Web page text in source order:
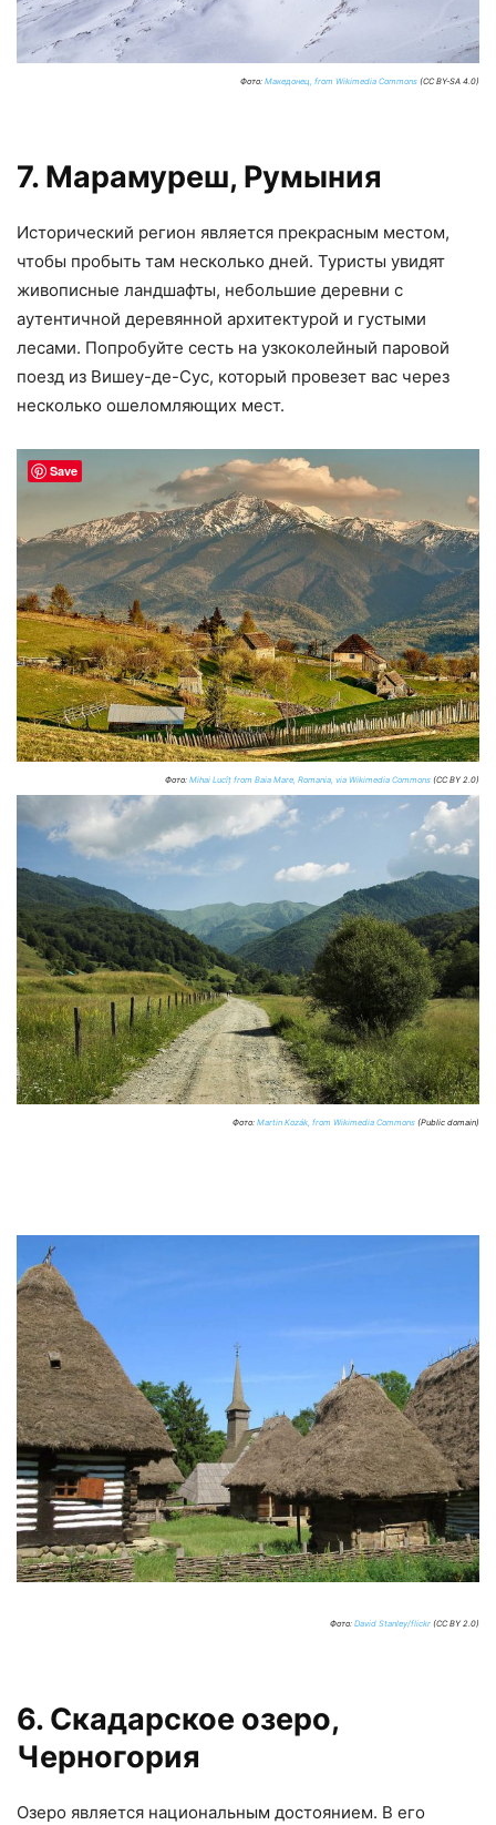
Фото: Македонец, from Wikimedia Commons (CC BY-SA 4.0)
7. Марамуреш, Румыния
Исторический регион является прекрасным местом,
чтобы пробыть там несколько дней. Туристы увидят
живописные ландшафты, небольшие деревни с
аутентичной деревянной архитектурой и густыми
лесами. Попробуйте сесть на узкоколейный паровой
поезд из Вишеу-де-Сус, который провезет вас через
несколько ошеломляющих мест.
Фото: Mihai Lucîț from Baia Mare, Romania, via Wikimedia Commons (CC BY 2.0)
Фото: Martin Kozák, from Wikimedia Commons (Public domain)
Фото: David Stanley/flickr (CC BY 2.0)
6. Скадарское озеро,
Черногория
Озеро является национальным достоянием. В его
Save